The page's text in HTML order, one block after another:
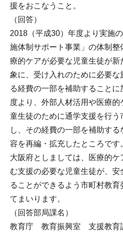
援をおこなうこと。
（回答）
2018（平成30）年度より実施
施体制サポート事業」の体制
療的ケアが必要な児童生徒が
象に、受け入れのために必要
る経費の一部を補助すること
度より、外部人材活用や医療
童生徒のために通学支援を行
し、その経費の一部を補助す
容を再編・拡充したところです
大阪府としましては、医療的
む支援の必要な児童生徒が、
ることができるよう市町村教
てまいります。
（回答部局課名）
教育庁 教育振興室 支援教育